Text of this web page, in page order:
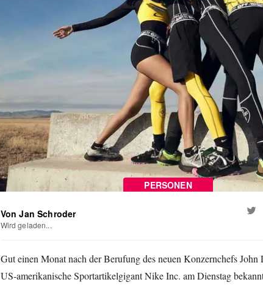
PERSONEN
Von Jan Schroder
Wird geladen...
Gut einen Monat nach der Berufung des neuen Konzernchefs John
US-amerikanische Sportartikelgigant Nike Inc. am Dienstag